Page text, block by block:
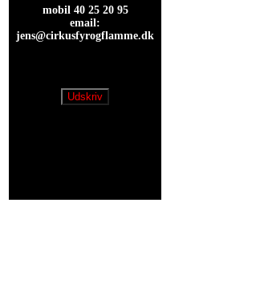
mobil 40 25 20 95
email:
jens@cirkusfyrogflamme.dk